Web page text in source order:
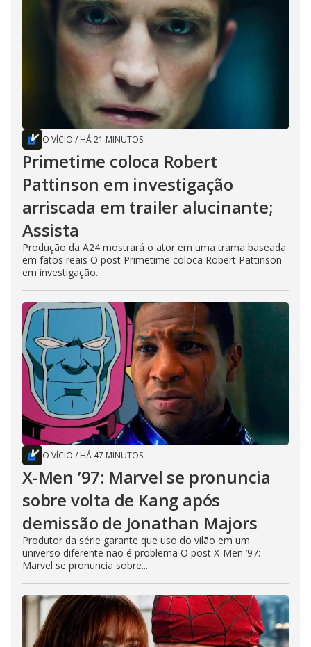
O VÍCIO / HÁ 21 MINUTOS
Primetime coloca Robert
Pattinson em investigação
arriscada em trailer alucinante;
Assista
Produção da A24 mostrará o ator em uma trama baseada
em fatos reais O post Primetime coloca Robert Pattinson
em investigação...
O VÍCIO / HÁ 47 MINUTOS
X-Men ’97: Marvel se pronuncia
sobre volta de Kang após
demissão de Jonathan Majors
Produtor da série garante que uso do vilão em um
universo diferente não é problema O post X-Men ’97:
Marvel se pronuncia sobre...